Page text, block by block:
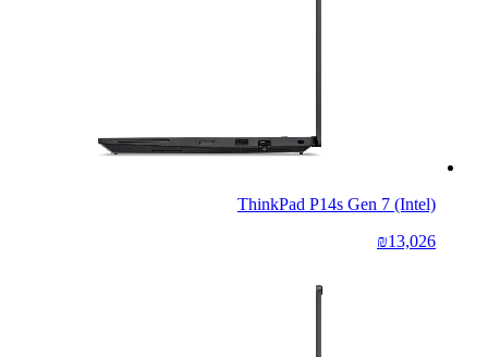
ThinkPad P14s Gen 7 (Intel)
₪13,026